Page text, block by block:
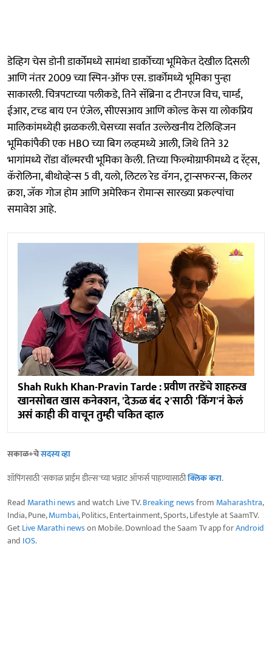
डेव्हिग चेस डोनी डार्कोमध्ये सामंथा डार्कोच्या भूमिकेत देखील दिसली
आणि नंतर 2009 च्या स्पिन-ऑफ एस. डार्कोमध्ये भूमिका पुन्हा
साकारली. चित्रपटाच्या पलीकडे, तिने सॅब्रिना द टीनएज विच, चार्म्ड,
ईआर, टच्ड बाय एन एंजेल, सीएसआय आणि कोल्ड केस या लोकप्रिय
मालिकांमध्येही झळकली.चेसच्या सर्वात उल्लेखनीय टेलिव्हिजन
भूमिकांपैकी एक HBO च्या बिग लव्हमध्ये आली, जिथे तिने 32
भागांमध्ये रोंडा वॉल्मरची भूमिका केली. तिच्या फिल्मोग्राफीमध्ये द रॅट्स,
कॅरोलिना, बीथोव्हेन्स 5 वी, यलो, लिटल रेड वॅगन, ट्रान्सफरन्स, किलर
क्रश, जॅक गोज होम आणि अमेरिकन रोमान्स सारख्या प्रकल्पांचा
समावेश आहे.
Shah Rukh Khan-Pravin Tarde : प्रवीण तरडेंचे शाहरुख
खानसोबत खास कनेक्शन, 'देऊळ बंद २'साठी 'किंग'नं केलं
असं काही की वाचून तुम्ही चकित व्हाल
सकाळ+चेसदस्य व्हा
शॉपिंगसाठी 'सकाळ प्राईम डील्स'च्या भन्नाट ऑफर्स पाहण्यासाठीक्लिक करा.
Read Marathi newsand watch Live TV.Breaking newsfrom Maharashtra,
India, Pune,Mumbai, Politics, Entertainment, Sports, Lifestyle at SaamTV.
GetLive Marathi newson Mobile. Download the Saam Tv app forAndroid
and IOS.